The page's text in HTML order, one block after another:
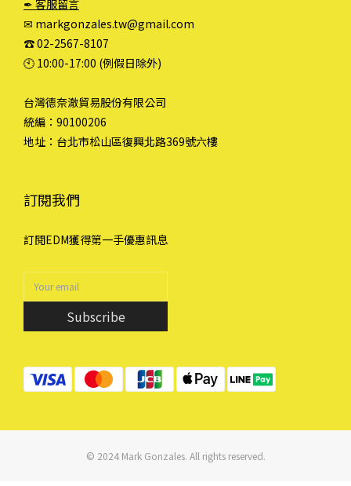
✒ 客服留言
✉ markgonzales.tw@gmail.com
☎︎ 02-2567-8107
🕙︎ 10:00-17:00 (例假日除外)
台灣德奈澈貿易股份有限公司
統編：90100206
地址：台北市松山區復興北路369號六樓
訂閱我們
訂閱EDM獲得第一手優惠訊息
Subscribe
© 2024 Mark Gonzales. All rights reserved.